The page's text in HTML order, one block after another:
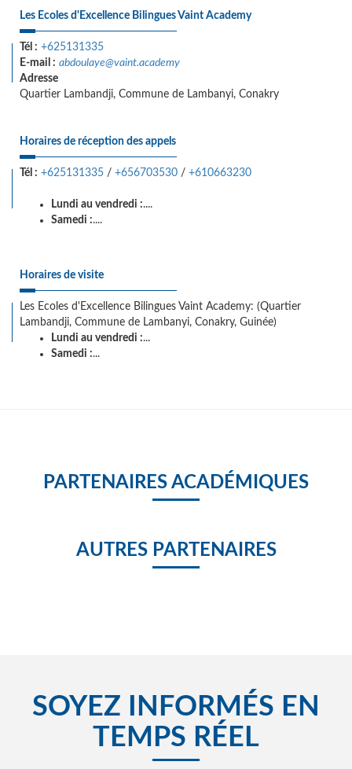
Les Ecoles d'Excellence Bilingues Vaint Academy
Tél : +625131335
E-mail : abdoulaye@vaint.academy
Adresse
Quartier Lambandji, Commune de Lambanyi, Conakry
Horaires de réception des appels
Tél : +625131335 / +656703530 / +610663230
Lundi au vendredi :....
Samedi :....
Horaires de visite
Les Ecoles d'Excellence Bilingues Vaint Academy: (Quartier
Lambandji, Commune de Lambanyi, Conakry, Guinée)
Lundi au vendredi :...
Samedi :...
PARTENAIRES ACADÉMIQUES
AUTRES PARTENAIRES
SOYEZ INFORMÉS EN
TEMPS RÉEL